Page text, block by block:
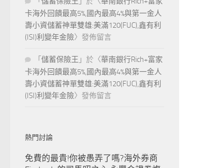
卡海外回饋最高5%,國內最高4%與第一金人
壽小資儲蓄神單雙雄:美滿120(FUC),鑫有利
(ISI)利變年金險〉發佈留言
「 儲蓄保險王 」於〈華南銀行Rich+富家
卡海外回饋最高5%,國內最高4%與第一金人
壽小資儲蓄神單雙雄:美滿120(FUC),鑫有利
(ISI)利變年金險〉發佈留言
熱門討論
免費的最貴!你被愚弄了嗎?海外券商